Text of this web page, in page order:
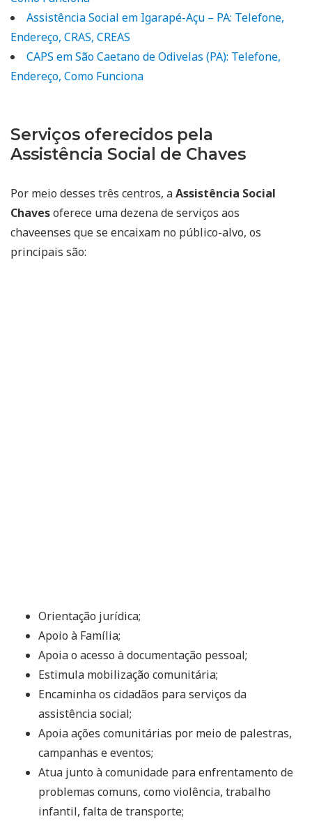
Assistência Social em Igarapé-Açu – PA: Telefone,
Endereço, CRAS, CREAS
CAPS em São Caetano de Odivelas (PA): Telefone,
Endereço, Como Funciona
Serviços oferecidos pela
Assistência Social de Chaves
Por meio desses três centros, aAssistência Social
Chavesoferece uma dezena de serviços aos
chaveenses que se encaixam no público-alvo, os
principais são:
Orientação jurídica;
Apoio à Família;
Apoia o acesso à documentação pessoal;
Estimula mobilização comunitária;
Encaminha os cidadãos para serviços da
assistência social;
Apoia ações comunitárias por meio de palestras,
campanhas e eventos;
Atua junto à comunidade para enfrentamento de
problemas comuns, como violência, trabalho
infantil, falta de transporte;